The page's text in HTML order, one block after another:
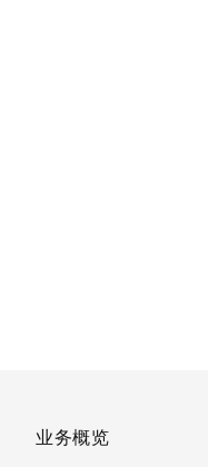
业务概览